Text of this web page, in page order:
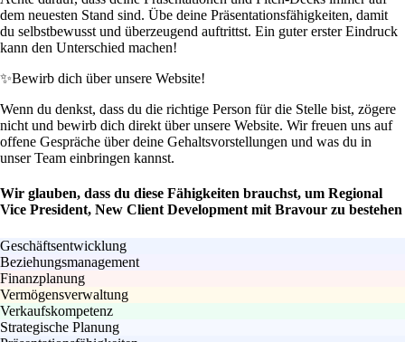
dem neuesten Stand sind. Übe deine Präsentationsfähigkeiten, damit
du selbstbewusst und überzeugend auftrittst. Ein guter erster Eindruck
kann den Unterschied machen!
✨Bewirb dich über unsere Website!
Wenn du denkst, dass du die richtige Person für die Stelle bist, zögere
nicht und bewirb dich direkt über unsere Website. Wir freuen uns auf
offene Gespräche über deine Gehaltsvorstellungen und was du in
unser Team einbringen kannst.
Wir glauben, dass du diese Fähigkeiten brauchst, um Regional
Vice President, New Client Development mit Bravour zu bestehen
Geschäftsentwicklung
Beziehungsmanagement
Finanzplanung
Vermögensverwaltung
Verkaufskompetenz
Strategische Planung